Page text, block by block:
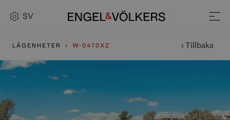
SV
LÄGENHETER W-0470XZ ‹ Tillbaka